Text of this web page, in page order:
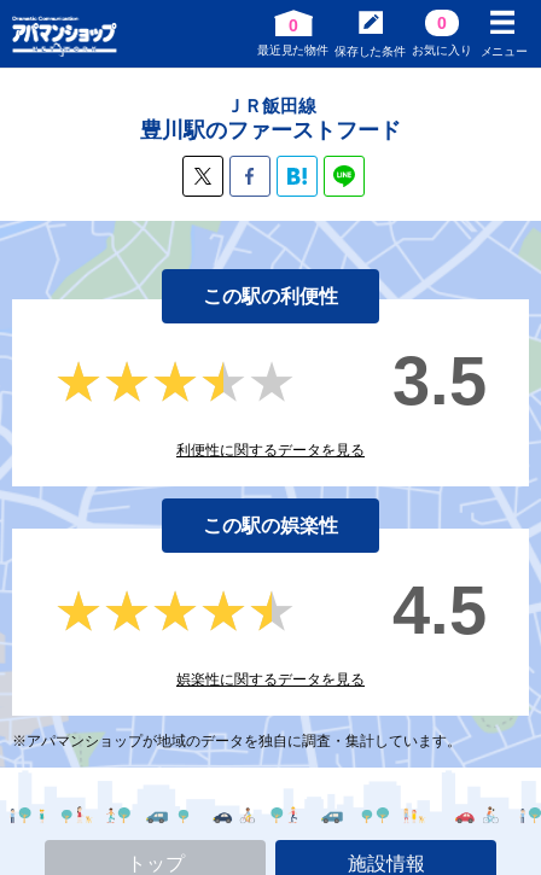
0
最近見た物件 保存した条件
0
お気に入り メニュー
ＪＲ飯田線
豊川駅のファーストフード
この駅の利便性
★★★★★
★★★★★ 3.5
利便性に関するデータを見る
この駅の娯楽性
★★★★★
★★★★★ 4.5
娯楽性に関するデータを見る
※アパマンショップが地域のデータを独自に調査・集計しています。
トップ 施設情報